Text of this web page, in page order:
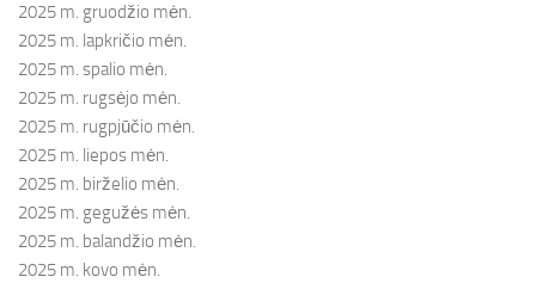
2025 m. gruodžio mėn.
2025 m. lapkričio mėn.
2025 m. spalio mėn.
2025 m. rugsėjo mėn.
2025 m. rugpjūčio mėn.
2025 m. liepos mėn.
2025 m. birželio mėn.
2025 m. gegužės mėn.
2025 m. balandžio mėn.
2025 m. kovo mėn.